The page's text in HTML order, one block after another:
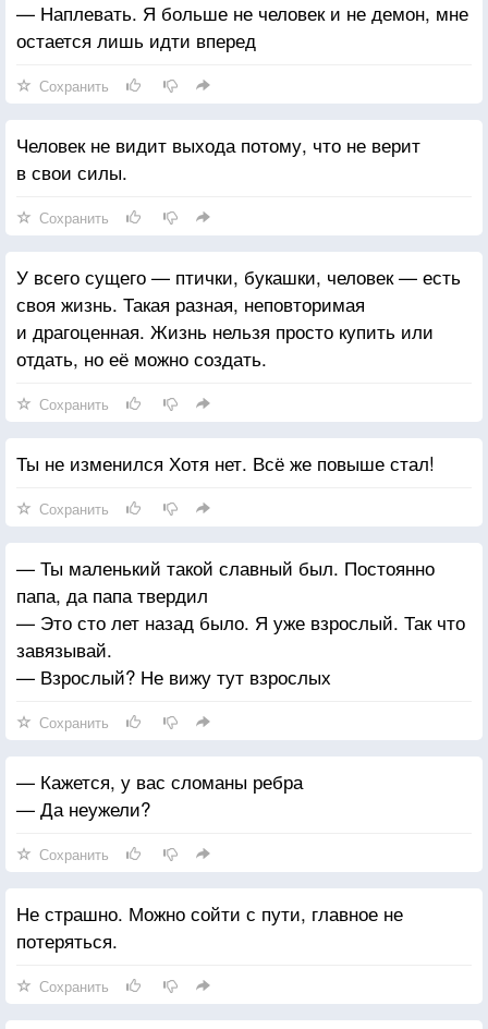
— Наплевать. Я больше не человек и не демон, мне
остается лишь идти вперед
Сохранить
Человек не видит выхода потому, что не верит
в свои силы.
Сохранить
У всего сущего — птички, букашки, человек — есть
своя жизнь. Такая разная, неповторимая
и драгоценная. Жизнь нельзя просто купить или
отдать, но её можно создать.
Сохранить
Ты не изменился Хотя нет. Всё же повыше стал!
Сохранить
— Ты маленький такой славный был. Постоянно
папа, да папа твердил
— Это сто лет назад было. Я уже взрослый. Так что
завязывай.
— Взрослый? Не вижу тут взрослых
Сохранить
— Кажется, у вас сломаны ребра
— Да неужели?
Сохранить
Не страшно. Можно сойти с пути, главное не
потеряться.
Сохранить